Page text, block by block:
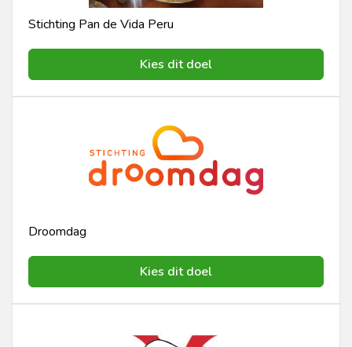
Stichting Pan de Vida Peru
Kies dit doel
Droomdag
Kies dit doel